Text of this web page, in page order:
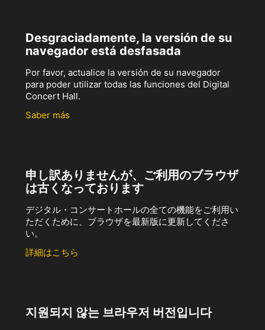
Desgraciadamente, la versión de su
navegador está desfasada
Por favor, actualice la versión de su navegador
para poder utilizar todas las funciones del Digital
Concert Hall.
Saber más
申し訳ありませんが、ご利用のブラウザ
は古くなっております
デジタル・コンサートホールの全ての機能をご利用い
ただくために、ブラウザを最新版に更新してくださ
い。
詳細はこちら
지원되지 않는 브라우저 버전입니다